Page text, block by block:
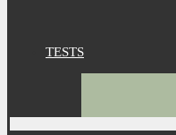
TESTS